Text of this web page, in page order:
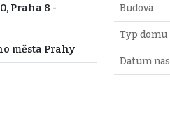
Praha 8 -
města Prahy
Budova
Typ domu
Datum